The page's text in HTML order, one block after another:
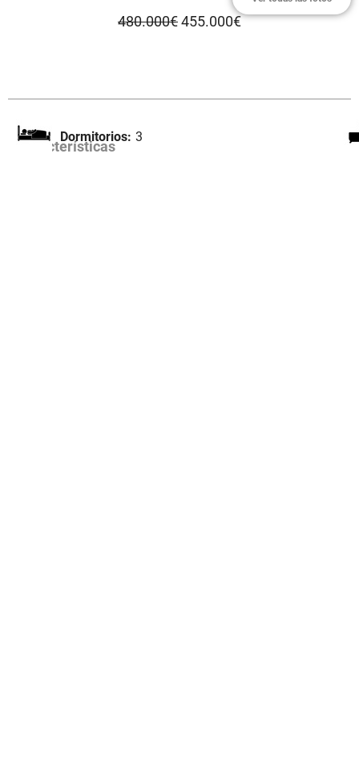
480.000€455.000€
Características
Dormitorios: 3